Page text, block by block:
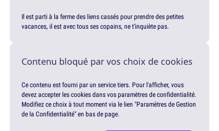
Il est parti à la ferme des liens cassés pour prendre des petites
vacances, il est avec tous ses copains, ne t'inquiète pas.
Contenu bloqué par vos choix de cookies
Ce contenu est fourni par un service tiers. Pour l'afficher, vous
devez accepter les cookies dans vos paramètres de confidentialité.
Modifiez ce choix à tout moment via le lien "Paramètres de Gestion
de la Confidentialité" en bas de page.